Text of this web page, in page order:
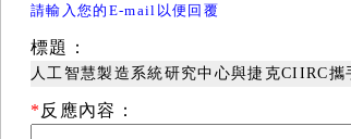
請輸入您的E-mail以便回覆
標題：
人工智慧製造系統研究中心與捷克CIIRC攜
* 反應內容：